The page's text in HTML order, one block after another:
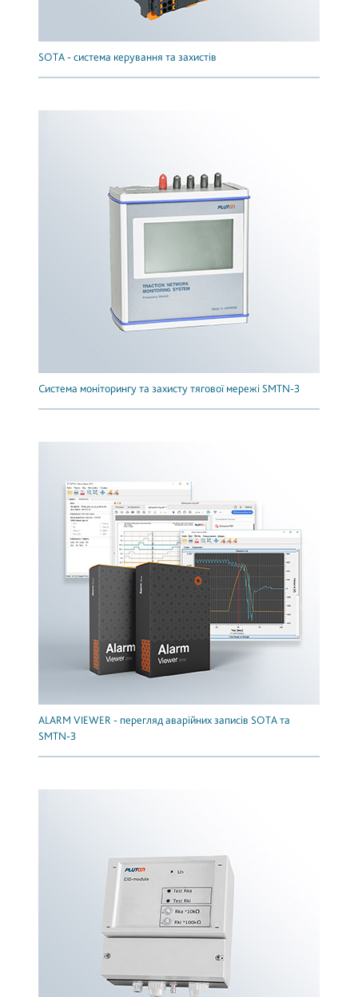
SOTA - система керування та захистів
Система моніторингу та захисту тягової мережі SMTN-3
ALARM VIEWER - перегляд аварійних записів SOTA та
SMTN-3